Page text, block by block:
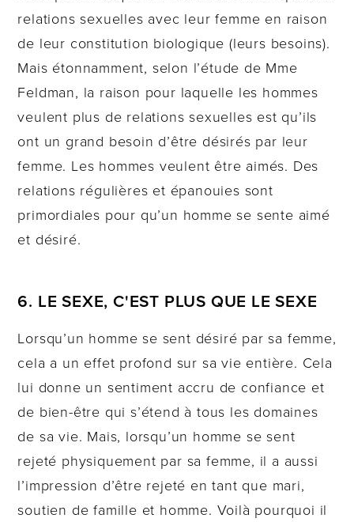
relations sexuelles avec leur femme en raison
de leur constitution biologique (leurs besoins).
Mais étonnamment, selon l’étude de Mme
Feldman, la raison pour laquelle les hommes
veulent plus de relations sexuelles est qu’ils
ont un grand besoin d’être désirés par leur
femme. Les hommes veulent être aimés. Des
relations régulières et épanouies sont
primordiales pour qu’un homme se sente aimé
et désiré.
6. LE SEXE, C'EST PLUS QUE LE SEXE
Lorsqu’un homme se sent désiré par sa femme,
cela a un effet profond sur sa vie entière. Cela
lui donne un sentiment accru de confiance et
de bien-être qui s’étend à tous les domaines
de sa vie. Mais, lorsqu’un homme se sent
rejeté physiquement par sa femme, il a aussi
l’impression d’être rejeté en tant que mari,
soutien de famille et homme. Voilà pourquoi il